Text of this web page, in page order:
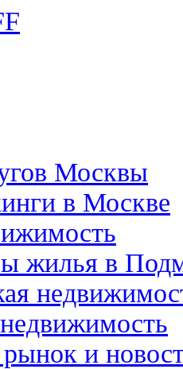
Москвы
в Москве
жилья в
и